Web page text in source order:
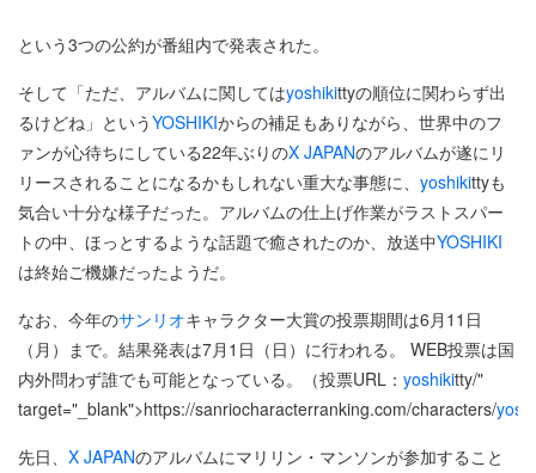
という3つの公約が番組内で発表された。
そして「ただ、アルバムに関してはyoshikittyの順位に関わらず出
るけどね」というYOSHIKIからの補足もありながら、世界中のフ
ァンが心待ちにしている22年ぶりのX JAPANのアルバムが遂にリ
リースされることになるかもしれない重大な事態に、 yoshikittyも
気合い十分な様子だった。アルバムの仕上げ作業がラストスパー
トの中、ほっとするような話題で癒されたのか、放送中YOSHIKI
は終始ご機嫌だったようだ。
なお、今年のサンリオキャラクター大賞の投票期間は6月11日
（月）まで。結果発表は7月1日（日）に行われる。 WEB投票は国
内外問わず誰でも可能となっている。（投票URL： yoshikitty/"
target="_blank">https://sanriocharacterranking.com/characters/
先日、 X JAPANのアルバムにマリリン・マンソンが参加すること